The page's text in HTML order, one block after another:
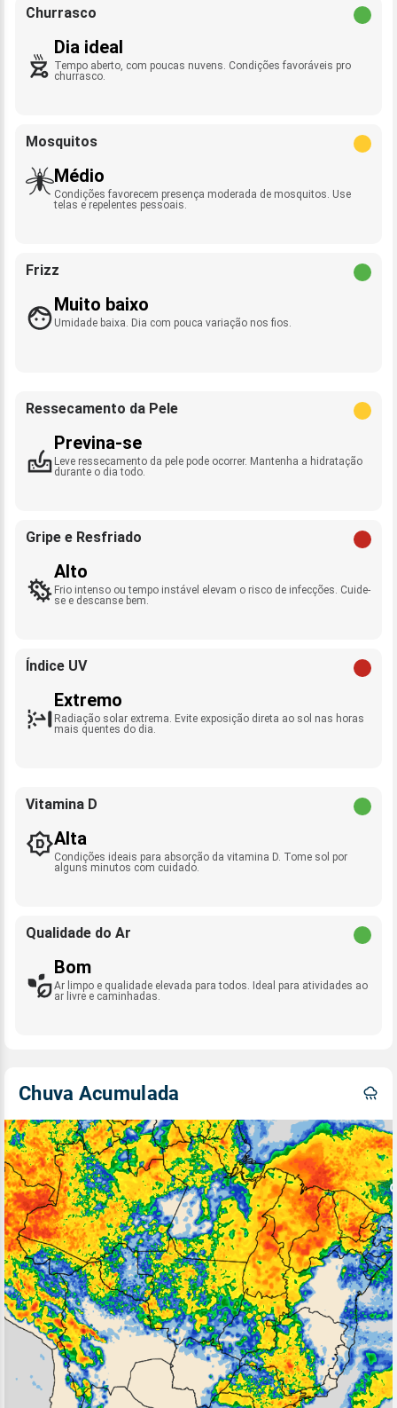
Churrasco
Dia ideal
Tempo aberto, com poucas nuvens. Condições favoráveis pro
churrasco.
Mosquitos
Médio
Condições favorecem presença moderada de mosquitos. Use
telas e repelentes pessoais.
Frizz
Muito baixo
Umidade baixa. Dia com pouca variação nos fios.
Ressecamento da Pele
Previna-se
Leve ressecamento da pele pode ocorrer. Mantenha a hidratação
durante o dia todo.
Gripe e Resfriado
Alto
Frio intenso ou tempo instável elevam o risco de infecções. Cuide-
se e descanse bem.
Índice UV
Extremo
Radiação solar extrema. Evite exposição direta ao sol nas horas
mais quentes do dia.
Vitamina D
Alta
Condições ideais para absorção da vitamina D. Tome sol por
alguns minutos com cuidado.
Qualidade do Ar
Bom
Ar limpo e qualidade elevada para todos. Ideal para atividades ao
ar livre e caminhadas.
Chuva Acumulada